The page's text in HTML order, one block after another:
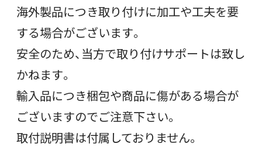
海外製品につき取り付けに加工や工夫を要
する場合がございます。
安全のため、当方で取り付けサポートは致し
かねます。
輸入品につき梱包や商品に傷がある場合が
ございますのでご注意下さい。
取付説明書は付属しておりません。